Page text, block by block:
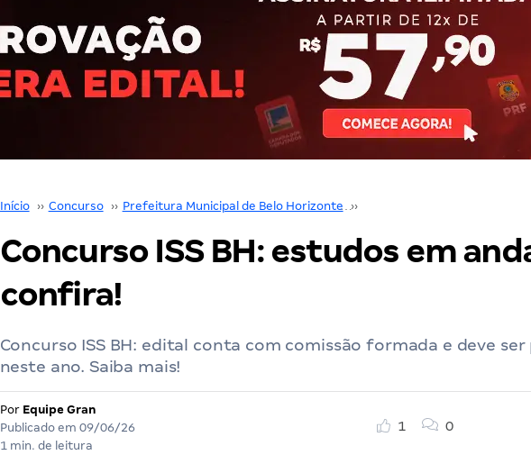
Início ›› Concurso ›› Prefeitura Municipal de Belo Horizonte ››
Concurso ISS BH: estudos em
confira!
Concurso ISS BH: edital conta com comissão formada e deve
neste ano. Saiba mais!
Por Equipe Gran
Publicado em 09/06/26
1 min. de leitura
1 0